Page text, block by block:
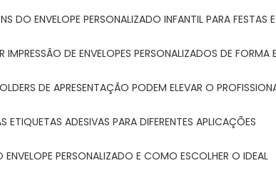
DO ENVELOPE PERSONALIZADO INFANTIL PARA FESTAS
IMPRESSÃO DE ENVELOPES PERSONALIZADOS DE FORMA
DE APRESENTAÇÃO PODEM ELEVAR O
ETIQUETAS ADESIVAS PARA DIFERENTES APLICAÇÕES
ENVELOPE PERSONALIZADO E COMO ESCOLHER O IDEAL